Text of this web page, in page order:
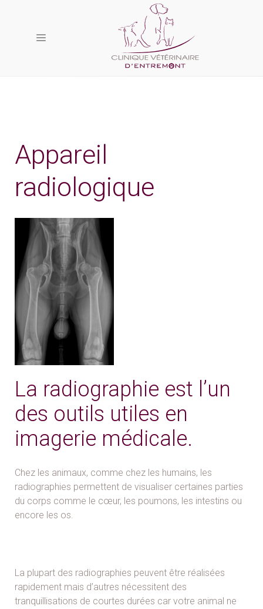
Appareil
radiologique
La radiographie est l’un
des outils utiles en
imagerie médicale.
Chez les animaux, comme chez les humains, les
radiographies permettent de visualiser certaines parties
du corps comme le cœur, les poumons, les intestins ou
encore les os.
La plupart des radiographies peuvent être réalisées
rapidement mais d’autres nécessitent des
tranquillisations de courtes durées car votre animal ne